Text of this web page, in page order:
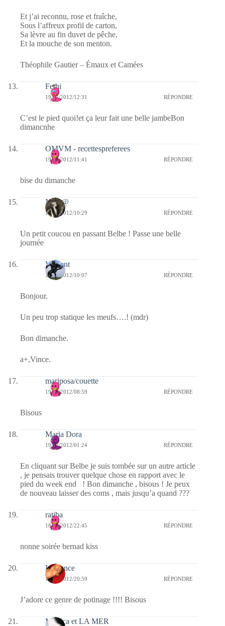
Et j’ai reconnu, rose et fraîche,
Sous l’affreux profil de carton,
Sa lèvre au fin duvet de pêche,
Et la mouche de son menton.
Théophile Gautier – Émaux et Camées
Fethi
19/02/2012/12:31 RÉPONDRE
C’est le pied quoi!et ça leur fait une belle jambeBon
dimancnhe
OMVM - recettespreferees
19/02/2012/11:41 RÉPONDRE
bise du dimanche
Nikit@
19/02/2012/10:29 RÉPONDRE
Un petit coucou en passant Belbe ! Passe une belle
journée
Vincent
19/02/2012/10:07 RÉPONDRE
Bonjour.
Un peu trop statique les meufs….! (mdr)
Bon dimanche.
a+,Vince.
mariposa/couette
19/02/2012/08:59 RÉPONDRE
Bisous
Maria Dora
19/02/2012/01:24 RÉPONDRE
En cliquant sur Belbe je suis tombée sur un autre article
, je pensais trouver quelque chose en rapport avec le
pied du week end ! Bon dimanche , bisous ! Je peux
de nouveau laisser des coms , mais jusqu’a quand ???
ratiba
18/02/2012/22:45 RÉPONDRE
nonne soirée bernad kiss
Laurence
18/02/2012/20:59 RÉPONDRE
J’adore ce genre de potinage !!!! Bisous
Monica et LA MER